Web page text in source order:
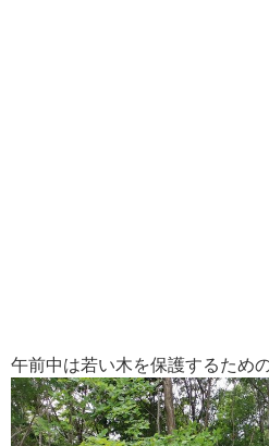
午前中は若い木を保護するため